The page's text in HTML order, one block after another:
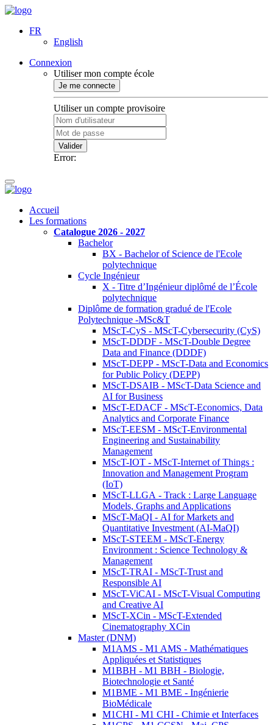
FR
English
Connexion
Utiliser mon compte école
Je me connecte
Utiliser un compte provisoire
Valider
Error:
Accueil
Les formations
Catalogue 2026 - 2027
Bachelor
BX - Bachelor of Science de l'Ecole
polytechnique
Cycle Ingénieur
X - Titre d’Ingénieur diplômé de l’École
polytechnique
Diplôme de formation gradué de l'Ecole
Polytechnique -MSc&T
MScT-CyS - MScT-Cybersecurity (CyS)
MScT-DDDF - MScT-Double Degree
Data and Finance (DDDF)
MScT-DEPP - MScT-Data and Economics
for Public Policy (DEPP)
MScT-DSAIB - MScT-Data Science and
AI for Business
MScT-EDACF - MScT-Economics, Data
Analytics and Corporate Finance
MScT-EESM - MScT-Environmental
Engineering and Sustainability
Management
MScT-IOT - MScT-Internet of Things :
Innovation and Management Program
(IoT)
MScT-LLGA - Track : Large Language
Models, Graphs and Applications
MScT-MaQI - AI for Markets and
Quantitative Investment (AI-MaQI)
MScT-STEEM - MScT-Energy
Environment : Science Technology &
Management
MScT-TRAI - MScT-Trust and
Responsible AI
MScT-ViCAI - MScT-Visual Computing
and Creative AI
MScT-XCin - MScT-Extended
Cinematography XCin
Master (DNM)
M1AMS - M1 AMS - Mathématiques
Appliquées et Statistiques
M1BBH - M1 BBH - Biologie,
Biotechnologie et Santé
M1BME - M1 BME - Ingénierie
BioMédicale
M1CHI - M1 CHI - Chimie et Interfaces